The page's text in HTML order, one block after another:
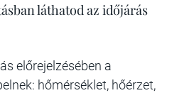
láthatod az időjárás
előrejelzésében a
hőmérséklet, hőérzet,